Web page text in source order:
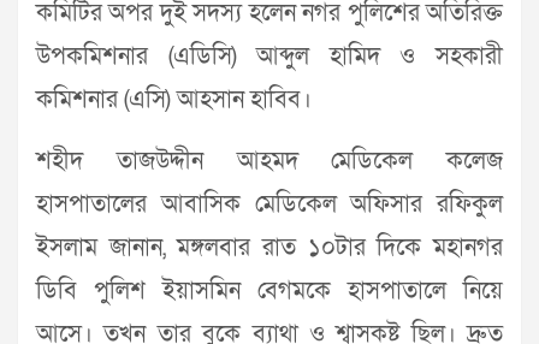
কমিটির অপর দুই সদস্য হলেন নগর পুলিশের অতিরিক্ত
উপকমিশনার (এডিসি) আব্দুল হামিদ ও সহকারী
কমিশনার (এসি) আহসান হাবিব।
শহীদ তাজউদ্দীন আহমদ মেডিকেল কলেজ
হাসপাতালের আবাসিক মেডিকেল অফিসার রফিকুল
ইসলাম জানান, মঙ্গলবার রাত ১০টার দিকে মহানগর
ডিবি পুলিশ ইয়াসমিন বেগমকে হাসপাতালে নিয়ে
আসে। তখন তার বুকে ব্যাথা ও শ্বাসকষ্ট ছিল। দ্রুত